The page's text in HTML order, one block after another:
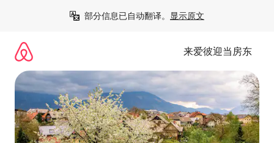
部分信息已自动翻译。 显示原文
来爱彼迎当房东